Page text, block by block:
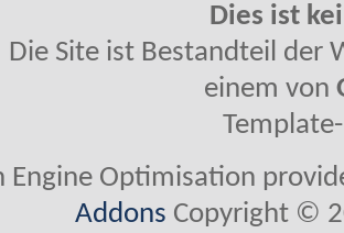
Dies ist
Die Site ist Bestandteil der
einem von
Engine Optimisation
Addons Copyright ©